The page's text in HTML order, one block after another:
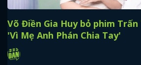
Võ Điền Gia Huy bỏ phim
'Vì Mẹ Anh Phán Chia Tay'